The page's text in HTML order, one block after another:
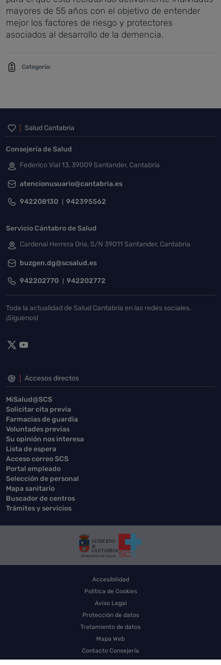
mayores de 55 años con el objetivo de entender
mejor los factores de riesgo y protectores
asociados al desarrollo de la demencia.
Categoría:
Inicio del pie de página
Salud Cantabria
Consejería de Salud
Federico Vial 13, 39009 Santander, Cantabria
atencionusuario@cantabria.es
942208130 942395562
Servicio Cántabro de Salud
Cardenal Herrera Oria, S/N 39011 Santander, Cantabria
buzgen.dg@scsalud.es
942202770 942202772
Toda la actualidad de Salud Cantabria en las redes sociales.
¡Síguenos!
Accesos directos
MiSalud@SCS
Solicitar cita previa
Farmacias de guardia
Voluntades previas
Su opinión nos interesa
Lista de espera
Acceso correo SCS
Portal empleado
Selección de personal
Mapa sanitario
Buscador de centros
Trámites y servicios
Accesibilidad
Política de Cookies
Aviso Legal
Protección de datos
Tratamiento de datos
Mapa Web
Contacto Consejería